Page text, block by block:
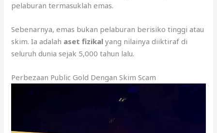
pelaburan termasuklah emas.
Sebenarnya, emas bukan pelaburan berisiko tinggi atau
skim. Ia adalah aset fizikal yang nilainya diiktiraf di
seluruh dunia sejak 5,000 tahun lalu.
Perbezaan Public Gold Dengan Skim Scam